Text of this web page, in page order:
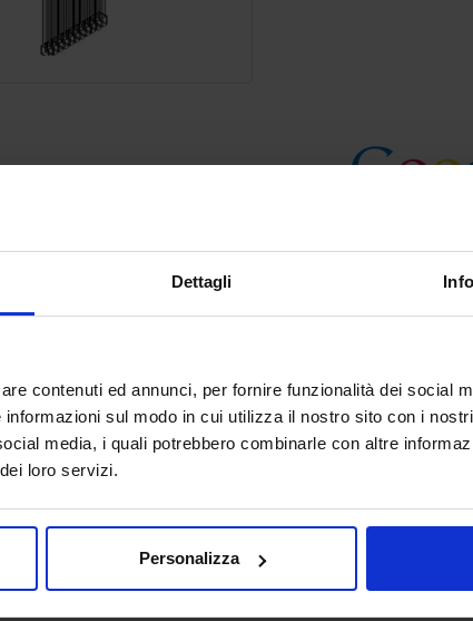
Dettagli
contenuti ed annunci, per fornire funzionalità dei social
sul modo in cui utilizza il nostro sito con i
media, i quali potrebbero combinarle con altre
loro servizi.
Personalizza